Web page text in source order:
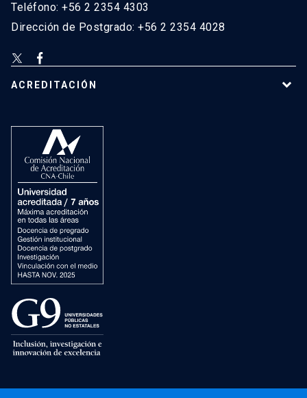
Teléfono: +56 2 2354 4303
Dirección de Postgrado: +56 2 2354 4028
ACREDITACIÓN